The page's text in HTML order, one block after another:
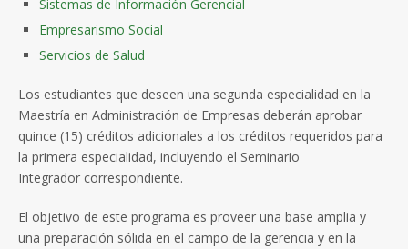
Sistemas de Información Gerencial
Empresarismo Social
Servicios de Salud
Los estudiantes que deseen una segunda especialidad en la
Maestría en Administración de Empresas deberán aprobar
quince (15) créditos adicionales a los créditos requeridos para
la primera especialidad, incluyendo el Seminario
Integrador correspondiente.
El objetivo de este programa es proveer una base amplia y
una preparación sólida en el campo de la gerencia y en la